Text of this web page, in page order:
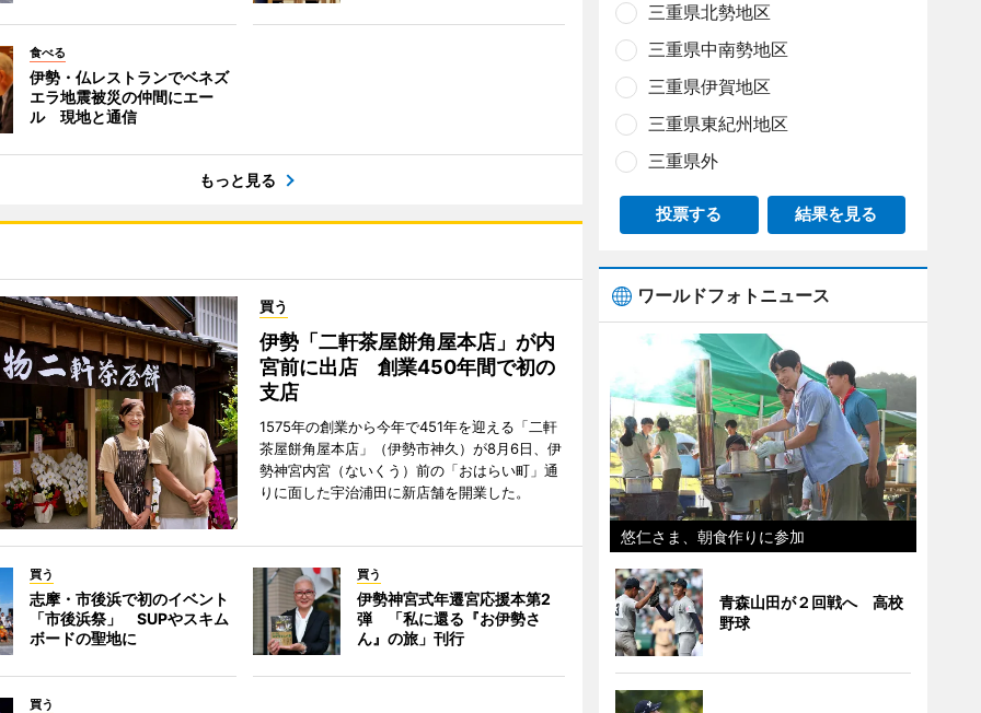
食べる
伊勢・仏レストランでベネズ
エラ地震被災の仲間にエー
ル 現地と通信
もっと見る
買う
伊勢「二軒茶屋餅角屋本店」が内
宮前に出店 創業450年間で初の
支店
1575年の創業から今年で451年を迎える「二軒
茶屋餅角屋本店」（伊勢市神久）が8月6日、伊
勢神宮内宮（ないくう）前の「おはらい町」通
りに面した宇治浦田に新店舗を開業した。
買う
志摩・市後浜で初のイベント
「市後浜祭」 SUPやスキム
ボードの聖地に
買う
伊勢神宮式年遷宮応援本第2
弾 「私に還る『お伊勢さ
ん』の旅」刊行
買う
三重県北勢地区
三重県中南勢地区
三重県伊賀地区
三重県東紀州地区
三重県外
投票する 結果を見る
ワールドフォトニュース
悠仁さま、朝食作りに参加
青森山田が２回戦へ 高校
野球